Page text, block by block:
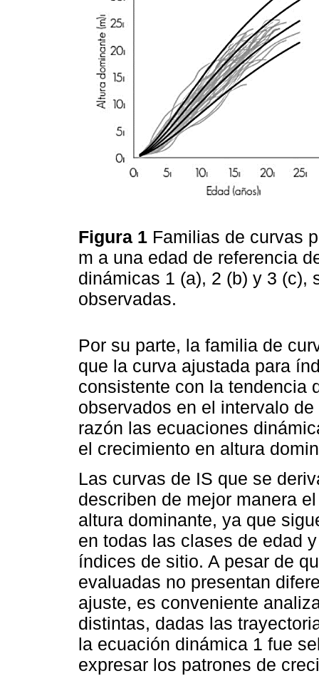
Figura 1 Familias de curvas
m a una edad de referencia
dinámicas 1 (a), 2 (b) y 3 (c),
observadas.
Por su parte, la familia de
que la curva ajustada para
consistente con la tendencia
observados en el intervalo
razón las ecuaciones
el crecimiento en altura
Las curvas de IS que se
describen de mejor manera
altura dominante, ya que
en todas las clases de edad
índices de sitio. A pesar de
evaluadas no presentan
ajuste, es conveniente
distintas, dadas las
la ecuación dinámica 1 fue
expresar los patrones de